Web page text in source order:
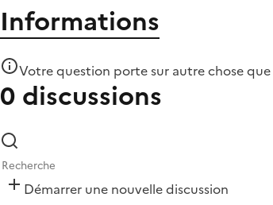
Informations
Votre question porte sur autre chose que
0 discussions
Démarrer une nouvelle discussion